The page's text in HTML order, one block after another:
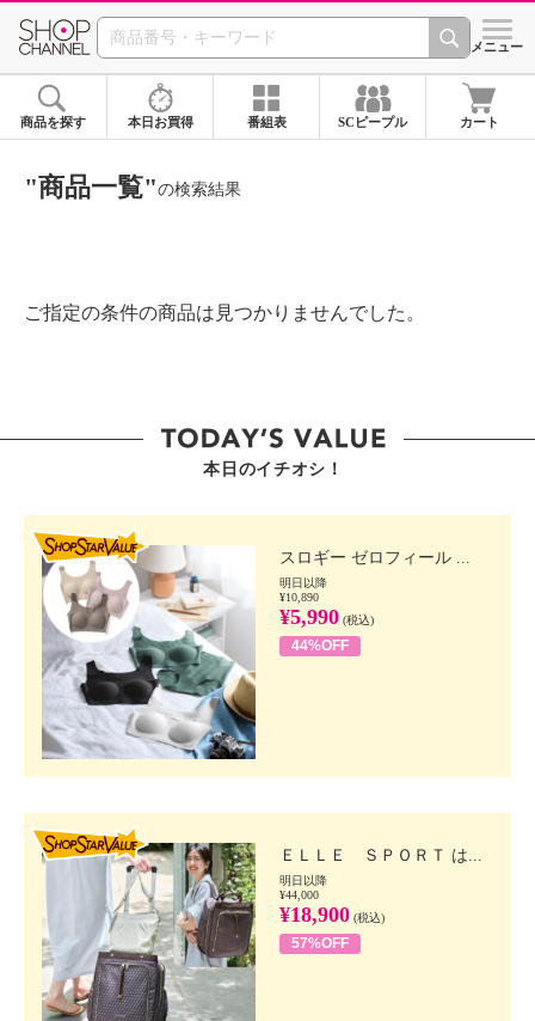
SHOP CHANNEL ショッ
メニュー
商品を探す 本日お買得 番組表 SCピープル カート
"商品一覧"の検索結果
ご指定の条件の商品は見つかりませんでした。
本日のイチオシ！
スロギー ゼロフィール ...
明日以降
¥10,890
¥5,990 (税込)
44%OFF
ＥＬＬＥ ＳＰＯＲＴ は...
明日以降
¥44,000
¥18,900 (税込)
57%OFF